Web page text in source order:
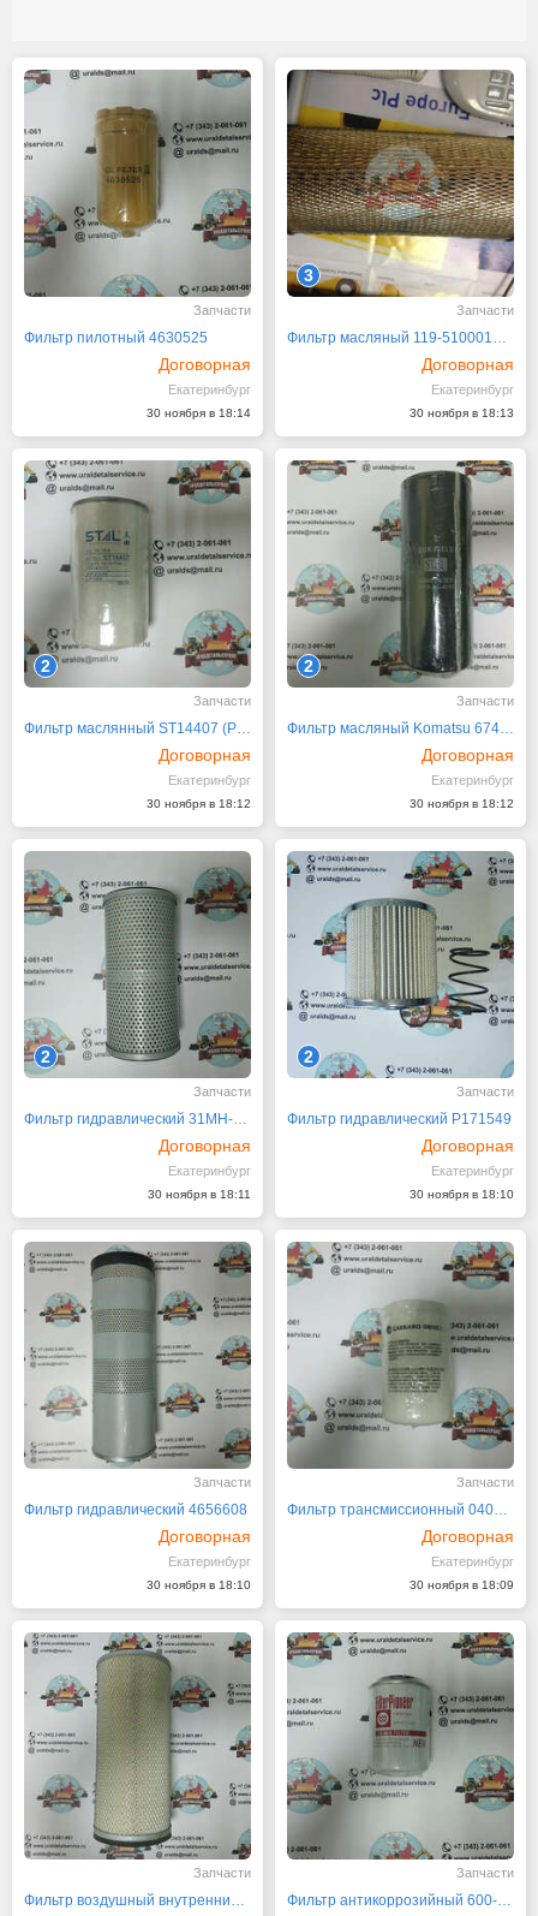
Запчасти
Фильтр пилотный 4630525
Договорная
Екатеринбург
30 ноября в 18:14
3
Запчасти
Фильтр масляный 119-51000101 Kato HD1430III
Договорная
Екатеринбург
30 ноября в 18:13
2
Запчасти
Фильтр маслянный ST14407 (P554407, LF699)
Договорная
Екатеринбург
30 ноября в 18:12
2
Запчасти
Фильтр масляный Komatsu 6742-01-4120
Договорная
Екатеринбург
30 ноября в 18:12
2
Запчасти
Фильтр гидравлический 31MH-01310
Договорная
Екатеринбург
30 ноября в 18:11
2
Запчасти
Фильтр гидравлический Р171549
Договорная
Екатеринбург
30 ноября в 18:10
Запчасти
Фильтр гидравлический 4656608
Договорная
Екатеринбург
30 ноября в 18:10
Запчасти
Фильтр трансмиссионный 04070 (139413)
Договорная
Екатеринбург
30 ноября в 18:09
Запчасти
Фильтр воздушный внутренний 4288964 (K733B)
Запчасти
Фильтр антикоррозийный 600-411-1150